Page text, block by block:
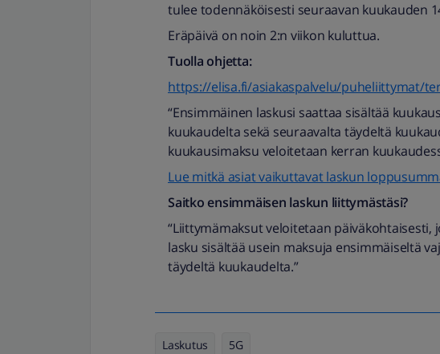
tulee todennäköisesti seuraavan kuukauden
Eräpäivä on noin 2:n viikon kuluttua.
Tuolla ohjetta:
https://elisa.fi/asiakaspalvelu/puheliittymat/
“Ensimmäinen laskusi saattaa sisältää
kuukaudelta sekä seuraavalta täydeltä
kuukausimaksu veloitetaan kerran
Lue mitkä asiat vaikuttavat laskun
Saitko ensimmäisen laskun liittymästäsi?
“Liittymämaksut veloitetaan
lasku sisältää usein maksuja ensimmäiseltä
täydeltä kuukaudelta.”
Laskutus 5G